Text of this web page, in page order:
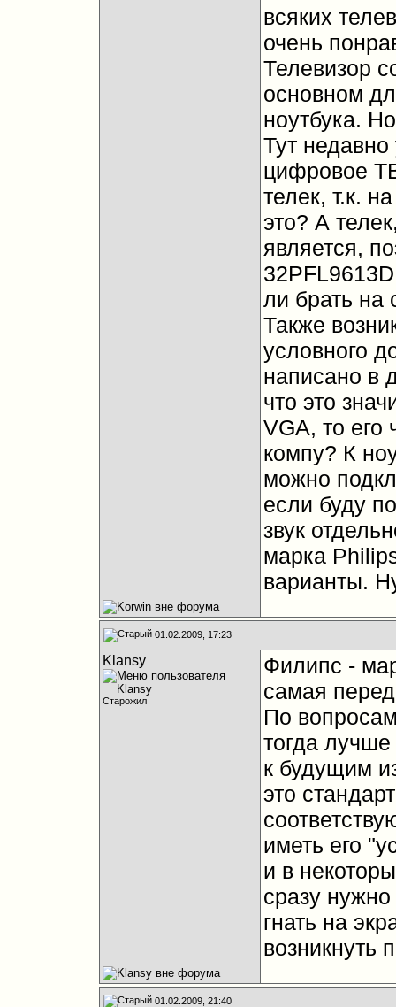
всяких
очень
Телевизор
основном
ноутбука.
Тут
цифровое
телек, т.к.
это? А
является,
ли брать на
Также
условного
написано в
что это
VGA, то его
компу? К
можно
если буду
звук
марка
варианты.
01.02.2009, 17:23
Klansy
Старожил
Филипс -
самая
По
тогда
к будущим
это
иметь его
и в
сразу
гнать на
возникнуть
01.02.2009, 21:40